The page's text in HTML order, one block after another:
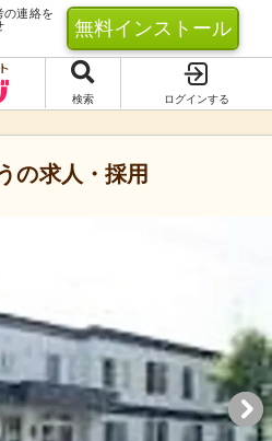
の連絡を
無料インストール
検索
ログインする
の求人・採用